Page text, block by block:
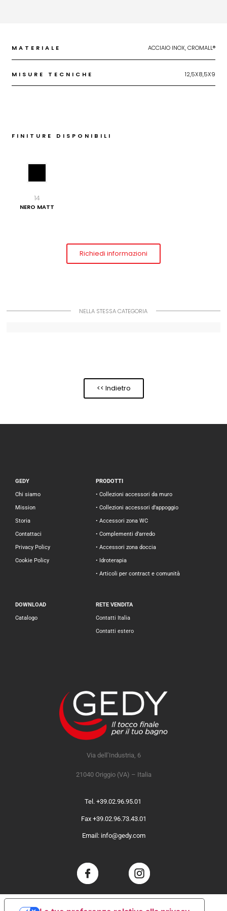
MATERIALE ACCIAIO INOX, CROMALL®
MISURE TECNICHE 12,5X8,5X9
FINITURE DISPONIBILI
14
NERO MATT
Richiedi informazioni
NELLA STESSA CATEGORIA
<< Indietro
GEDY
Chi siamo
Mission
Storia
Contattaci
Privacy Policy
Cookie Policy
PRODOTTI
• Collezioni accessori da muro
• Collezioni accessori d’appoggio
• Accessori zona WC
• Complementi d’arredo
• Accessori zona doccia
• Idroterapia
• Articoli per contract e comunità
DOWNLOAD
Catalogo
RETE VENDITA
Contatti Italia
Contatti estero
Via dell’Industria, 6
21040 Origgio (VA) – Italia
Tel. +39.02.96.95.01
Fax +39.02.96.73.43.01
Email: info@gedy.com